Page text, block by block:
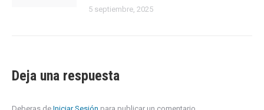
5 septiembre, 2025
Deja una respuesta